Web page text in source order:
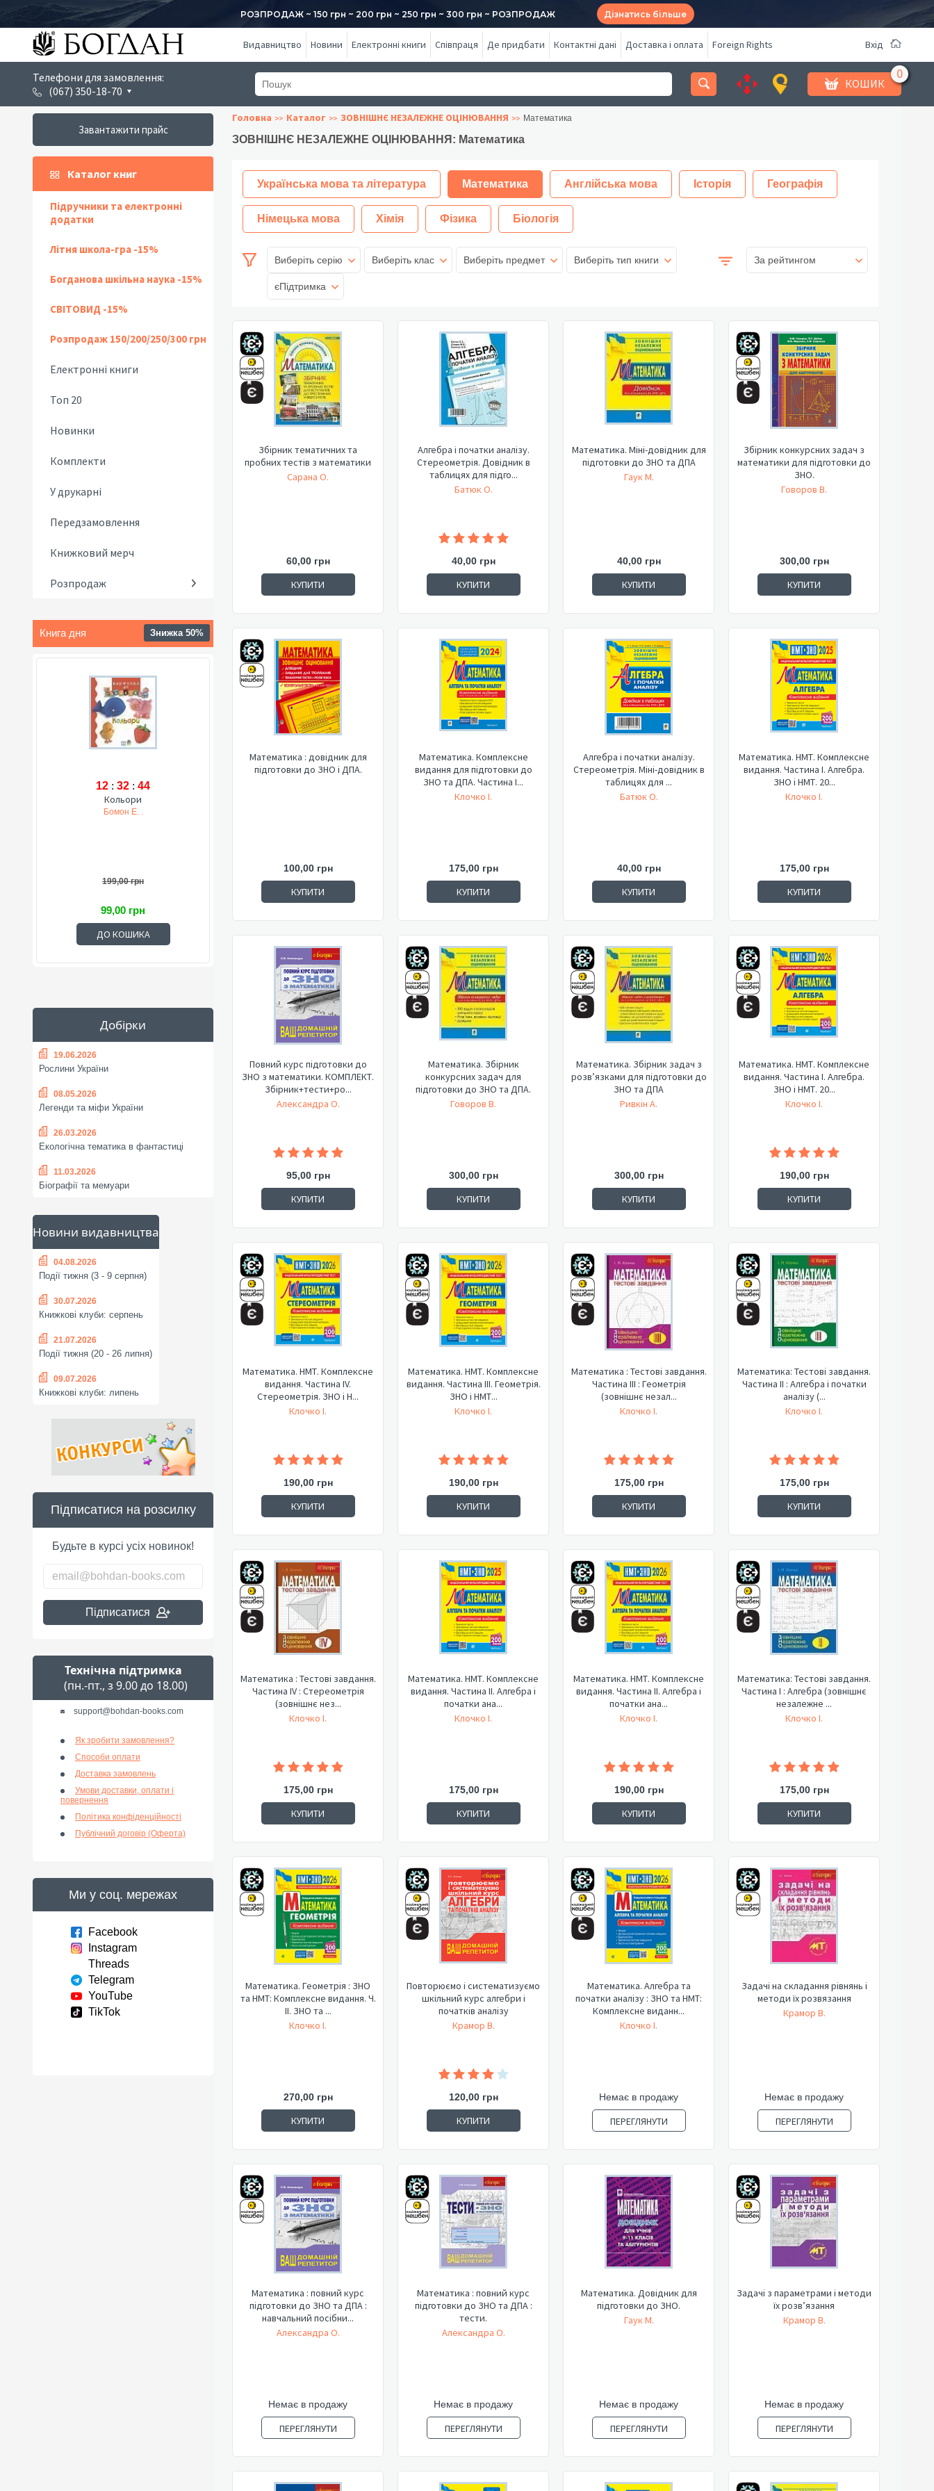
РОЗПРОДАЖ ~ 150 грн ~ 200 грн ~ 250 грн ~ 300 грн ~ РОЗПРОДАЖ Дізнатись більше
Видавництво Новини Електронні книги Співпраця Де придбати Контактні дані Доставка і оплата Foreign Rights Вхід
Телефони для замовлення:
(067) 350-18-70
КОШИК
Завантажити прайс
Каталог книг
Підручники та електронні
додатки
Літня школа-гра -15%
Богданова шкільна наука -15%
СВІТОВИД -15%
Розпродаж 150/200/250/300 грн
Електронні книги
Топ 20
Новинки
Комплекти
У друкарні
Передзамовлення
Книжковий мерч
Розпродаж
Книга дня Знижка 50%
12 : 32 : 43
Кольори
Бомон Е. .
199,00 грн
99,00 грн
ДО КОШИКА
Добірки
19.06.2026
Рослини України
08.05.2026
Легенди та міфи України
26.03.2026
Екологічна тематика в фантастиці
11.03.2026
Біографії та мемуари
Новини видавництва
04.08.2026
Події тижня (3 - 9 серпня)
30.07.2026
Книжкові клуби: серпень
21.07.2026
Події тижня (20 - 26 липня)
09.07.2026
Книжкові клуби: липень
Підписатися на розсилку
Будьте в курсі усіх новинок!
Підписатися
Технічна підтримка
(пн.-пт., з 9.00 до 18.00)
support@bohdan-books.com
Як зробити замовлення?
Способи оплати
Доставка замовлень
Умови доставки, оплати і
повернення
Політика конфіденційності
Публічний договір (Оферта)
Ми у соц. мережах
Facebook
Instagram
Threads
Telegram
YouTube
TikTok
Головна Каталог ЗОВНІШНЄ НЕЗАЛЕЖНЕ ОЦІНЮВАННЯ Математика
ЗОВНІШНЄ НЕЗАЛЕЖНЕ ОЦІНЮВАННЯ: Математика
Українська мова та література Математика Англійська мова Історія Географія
Німецька мова Хімія Фізика Біологія
Виберіть серію Виберіть клас Виберіть предмет Виберіть тип книги
єПідтримка
За рейтингом
Збірник тематичних та
пробних тестів з математики
Сарана О.
60,00 грн
КУПИТИ
Алгебра і початки аналізу.
Стереометрія. Довідник в
таблицях для підго...
Батюк О.
40,00 грн
КУПИТИ
Математика. Міні-довідник для
підготовки до ЗНО та ДПА
Гаук М.
40,00 грн
КУПИТИ
Збірник конкурсних задач з
математики для підготовки до
ЗНО.
Говоров В.
300,00 грн
КУПИТИ
Математика : довідник для
підготовки до ЗНО і ДПА.
100,00 грн
КУПИТИ
Математика. Комплексне
видання для підготовки до
ЗНО та ДПА. Частина І...
Клочко І.
175,00 грн
КУПИТИ
Алгебра і початки аналізу.
Стереометрія. Міні-довідник в
таблицях для ...
Батюк О.
40,00 грн
КУПИТИ
Математика. НМТ. Комплексне
видання. Частина І. Алгебра.
ЗНО і НМТ. 20...
Клочко І.
175,00 грн
КУПИТИ
Повний курс підготовки до
ЗНО з математики. КОМПЛЕКТ.
Збірник+тести+ро...
Александра О.
95,00 грн
КУПИТИ
Математика. Збірник
конкурсних задач для
підготовки до ЗНО та ДПА.
Говоров В.
300,00 грн
КУПИТИ
Математика. Збірник задач з
розв’язками для підготовки до
ЗНО та ДПА
Ривкін А.
300,00 грн
КУПИТИ
Математика. НМТ. Комплексне
видання. Частина І. Алгебра.
ЗНО і НМТ. 20...
Клочко І.
190,00 грн
КУПИТИ
Математика. НМТ. Комплексне
видання. Частина ІV.
Стереометрія. ЗНО і Н...
Клочко І.
190,00 грн
КУПИТИ
Математика. НМТ. Комплексне
видання. Частина ІІІ. Геометрія.
ЗНО і НМТ...
Клочко І.
190,00 грн
КУПИТИ
Математика : Тестові завдання.
Частина ІІІ : Геометрія
(зовнішнє незал...
Клочко І.
175,00 грн
КУПИТИ
Математика: Тестові завдання.
Частина ІІ : Алгебра і початки
аналізу (...
Клочко І.
175,00 грн
КУПИТИ
Математика : Тестові завдання.
Частина IV : Стереометрія
(зовнішнє нез...
Клочко І.
175,00 грн
КУПИТИ
Математика. НМТ. Комплексне
видання. Частина ІІ. Алгебра і
початки ана...
Клочко І.
175,00 грн
КУПИТИ
Математика. НМТ. Комплексне
видання. Частина ІІ. Алгебра і
початки ана...
Клочко І.
190,00 грн
КУПИТИ
Математика: Тестові завдання.
Частина І : Алгебра (зовнішнє
незалежне ...
Клочко І.
175,00 грн
КУПИТИ
Математика. Геометрія : ЗНО
та НМТ: Комплексне видання. Ч.
ІІ. ЗНО та ...
Клочко І.
270,00 грн
КУПИТИ
Повторюємо і систематизуємо
шкільний курс алгебри і
початків аналізу
Крамор В.
120,00 грн
КУПИТИ
Математика. Алгебра та
початки аналізу : ЗНО та НМТ:
Комплексне виданн...
Клочко І.
Немає в продажу
ПЕРЕГЛЯНУТИ
Задачі на складання рівнянь і
методи їх розвязання
Крамор В.
Немає в продажу
ПЕРЕГЛЯНУТИ
Математика : повний курс
підготовки до ЗНО та ДПА :
навчальний посібни...
Александра О.
Немає в продажу
ПЕРЕГЛЯНУТИ
Математика : повний курс
підготовки до ЗНО та ДПА :
тести.
Александра О.
Немає в продажу
ПЕРЕГЛЯНУТИ
Математика. Довідник для
підготовки до ЗНО.
Гаук М.
Немає в продажу
ПЕРЕГЛЯНУТИ
Задачі з параметрами і методи
їх розв’язання
Крамор В.
Немає в продажу
ПЕРЕГЛЯНУТИ